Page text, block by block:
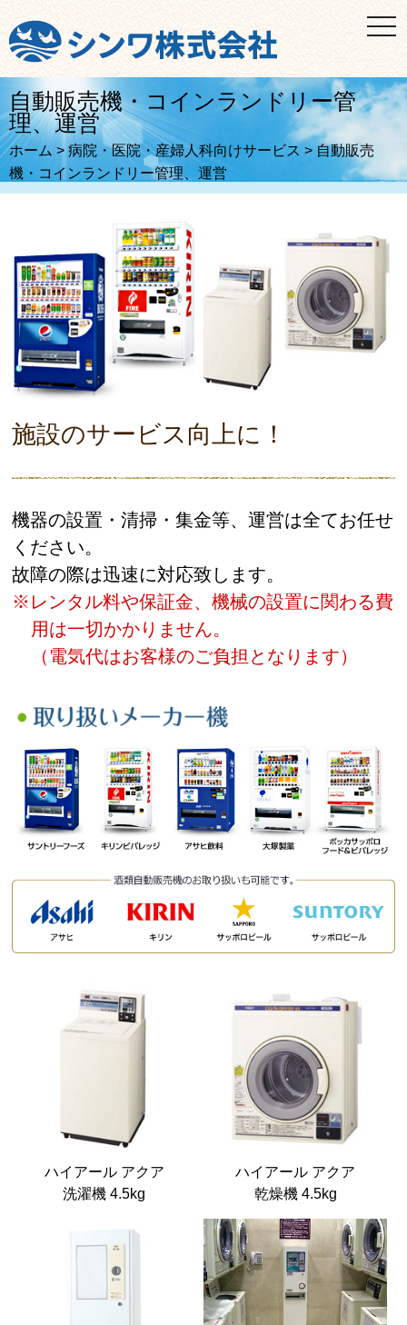
t
o
g
g
l
e
n
a
a
t
自動販売機・コインランドリー管
理、運営
ホーム > 病院・医院・産婦人科向けサービス > 自動販売
機・コインランドリー管理、運営
施設のサービス向上に！
機器の設置・清掃・集金等、運営は全てお任せ
ください。
故障の際は迅速に対応致します。
※レンタル料や保証金、機械の設置に関わる費
用は一切かかりません。
（電気代はお客様のご負担となります）
ハイアール アクア
洗濯機 4.5kg
ハイアール アクア
乾燥機 4.5kg